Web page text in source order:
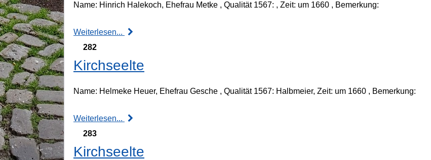
Name: Hinrich Halekoch, Ehefrau Metke , Qualität 1567: , Zeit: um 1660 , Bemerkung:
Weiterlesen...
282
Kirchseelte
Name: Helmeke Heuer, Ehefrau Gesche , Qualität 1567: Halbmeier, Zeit: um 1660 , Bemerkung:
Weiterlesen...
283
Kirchseelte